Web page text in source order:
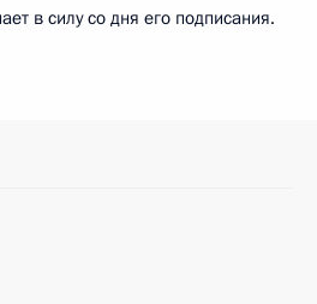
в силу со дня его подписания.